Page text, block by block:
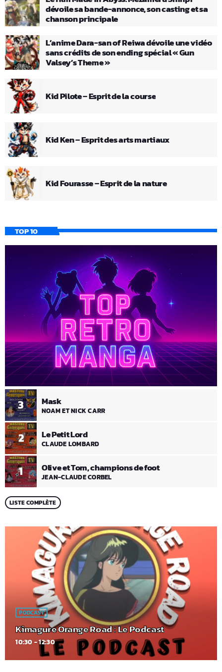
dévoile sa bande-annonce, son casting et sa
chanson principale
L’anime Dara-san of Reiwa dévoile une vidéo
sans crédits de son ending spécial « Gun
Valsey’s Theme »
Kid Pilote – Esprit de la course
Kid Ken – Esprit des arts martiaux
Kid Fourasse – Esprit de la nature
TOP 10
1 Olive et Tom, champions de foot
JEAN-CLAUDE CORBEL
2 Le Petit Lord
CLAUDE LOMBARD
3 Mask
NOAM ET NICK CARR
LISTE COMPLÈTE
PODCAST
Kimagure Orange Road : Le Podcast
10:30 - 12:30